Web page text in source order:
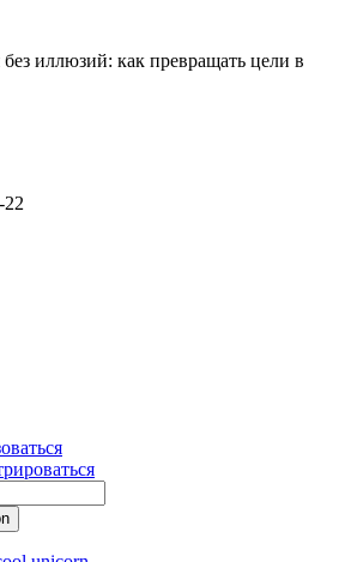
иллюзий: как превращать цели в
22